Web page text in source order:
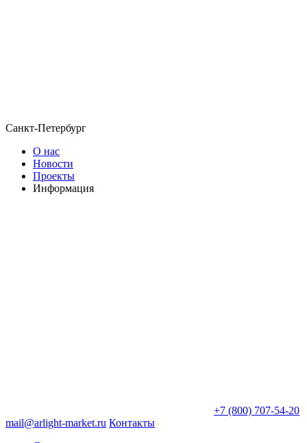
Санкт-Петербург
О нас
Новости
Проекты
Информация
+7 (800) 707-54-20
mail@arlight-market.ru Контакты